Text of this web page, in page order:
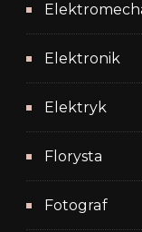
Elektronik
Elektryk
Florysta
Fotograf